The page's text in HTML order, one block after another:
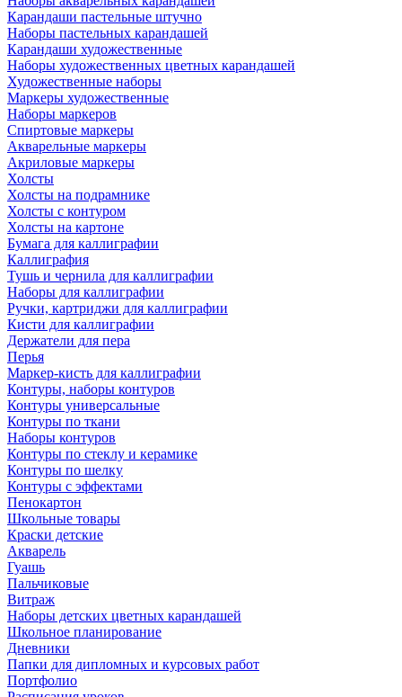
Карандаши пастельные штучно
Наборы пастельных карандашей
Карандаши художественные
Наборы художественных цветных карандашей
Художественные наборы
Маркеры художественные
Наборы маркеров
Спиртовые маркеры
Акварельные маркеры
Акриловые маркеры
Холсты
Холсты на подрамнике
Холсты с контуром
Холсты на картоне
Бумага для каллиграфии
Каллиграфия
Тушь и чернила для каллиграфии
Наборы для каллиграфии
Ручки, картриджи для каллиграфии
Кисти для каллиграфии
Держатели для пера
Перья
Маркер-кисть для каллиграфии
Контуры, наборы контуров
Контуры универсальные
Контуры по ткани
Наборы контуров
Контуры по стеклу и керамике
Контуры по шелку
Контуры с эффектами
Пенокартон
Школьные товары
Краски детские
Акварель
Гуашь
Пальчиковые
Витраж
Наборы детских цветных карандашей
Школьное планирование
Дневники
Папки для дипломных и курсовых работ
Портфолио